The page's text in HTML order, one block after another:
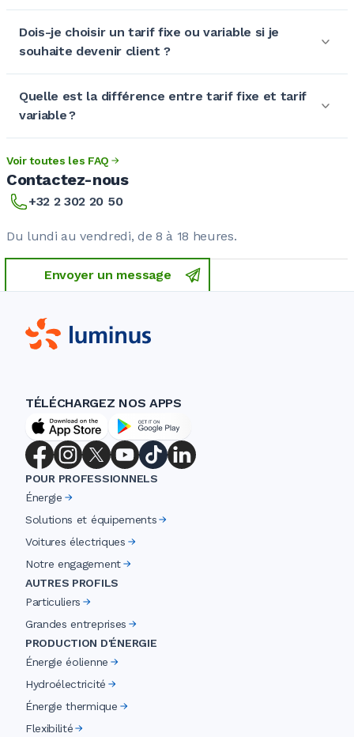
Dois-je choisir un tarif fixe ou variable si je
souhaite devenir client ?
Quelle est la différence entre tarif fixe et tarif
variable ?
Voir toutes les FAQ
Contactez-nous
+32 2 302 20 50
Du lundi au vendredi, de 8 à 18 heures.
Envoyer un message
TÉLÉCHARGEZ NOS APPS
POUR PROFESSIONNELS
Énergie
Solutions et équipements
Voitures électriques
Notre engagement
AUTRES PROFILS
Particuliers
Grandes entreprises
PRODUCTION D'ÉNERGIE
Énergie éolienne
Hydroélectricité
Énergie thermique
Flexibilité